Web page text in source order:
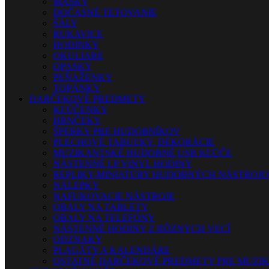
DOČASNÉ TETOVANIE
ŠÁLY
RUKAVICE
HODINKY
OKULIARE
OPASKY
PEŇAŽENKY
TOPÁNKY
DARČEKOVÉ PREDMETY
KĽÚČENKY
HRNČEKY
ŠPERKY PRE HUDOBNÍKOV
PLECHOVÉ TABUĽKY, DEKORÁCIE
MUZIKANTSKÉ HUDOBNÉ USB KĽÚČE
NÁSTENNÉ LP VINYL HODINY
REPLIKY-MINIATÚRY HUDOBNÝCH
NÁLEPKY
NAFUKOVACIE NÁSTROJE
OBALY NA TABLETY
OBALY NA TELEFÓNY
NÁSTENNÉ HODINY Z RÔZNYCH VECÍ
ODZNAKY
PLAGÁTY A KALENDÁRE
OSTATNÉ DARČEKOVÉ PREDMETY PRE